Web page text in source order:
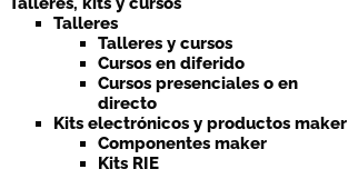
Talleres
Talleres y cursos
Cursos en diferido
Cursos presenciales o en
directo
Kits electrónicos y productos maker
Componentes maker
Kits RIE